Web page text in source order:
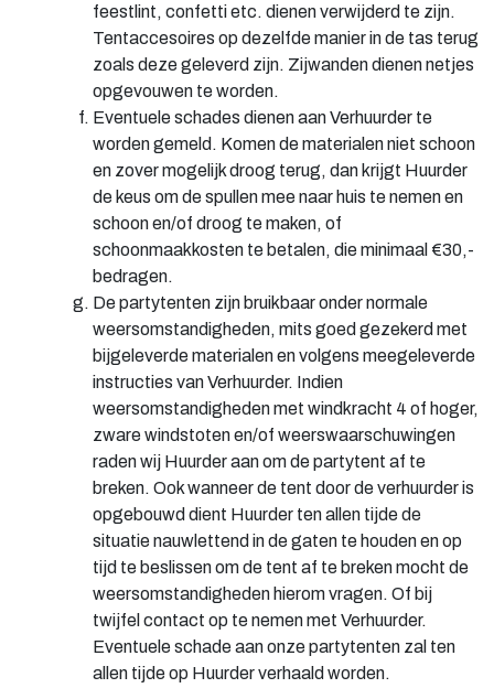
feestlint, confetti etc. dienen verwijderd te zijn.
Tentaccesoires op dezelfde manier in de tas terug
zoals deze geleverd zijn. Zijwanden dienen netjes
opgevouwen te worden.
Eventuele schades dienen aan Verhuurder te
worden gemeld. Komen de materialen niet schoon
en zover mogelijk droog terug, dan krijgt Huurder
de keus om de spullen mee naar huis te nemen en
schoon en/of droog te maken, of
schoonmaakkosten te betalen, die minimaal €30,-
bedragen.
De partytenten zijn bruikbaar onder normale
weersomstandigheden, mits goed gezekerd met
bijgeleverde materialen en volgens meegeleverde
instructies van Verhuurder. Indien
weersomstandigheden met windkracht 4 of hoger,
zware windstoten en/of weerswaarschuwingen
raden wij Huurder aan om de partytent af te
breken. Ook wanneer de tent door de verhuurder is
opgebouwd dient Huurder ten allen tijde de
situatie nauwlettend in de gaten te houden en op
tijd te beslissen om de tent af te breken mocht de
weersomstandigheden hierom vragen. Of bij
twijfel contact op te nemen met Verhuurder.
Eventuele schade aan onze partytenten zal ten
allen tijde op Huurder verhaald worden.